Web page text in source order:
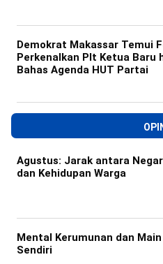
Demokrat Makassar Temui
Perkenalkan Plt Ketua Baru
Bahas Agenda HUT Partai
Agustus: Jarak antara
dan Kehidupan Warga
Mental Kerumunan dan
Sendiri